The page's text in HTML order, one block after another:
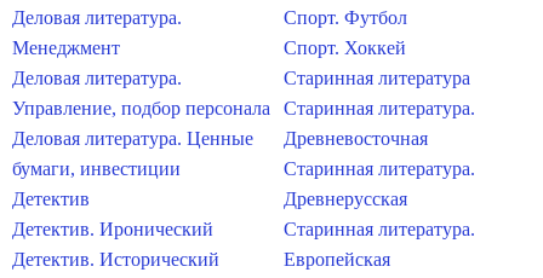
Деловая литература.
Менеджмент
Деловая литература.
Управление, подбор персонала
Деловая литература. Ценные
бумаги, инвестиции
Детектив
Детектив. Иронический
Детектив. Исторический
Спорт. Футбол
Спорт. Хоккей
Старинная литература
Старинная литература.
Древневосточная
Старинная литература.
Древнерусская
Старинная литература.
Европейская